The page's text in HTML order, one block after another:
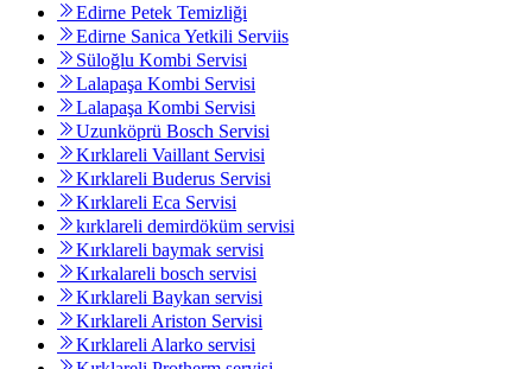
Edirne Petek Temizliği
Edirne Sanica Yetkili Serviis
Süloğlu Kombi Servisi
Lalapaşa Kombi Servisi
Lalapaşa Kombi Servisi
Uzunköprü Bosch Servisi
Kırklareli Vaillant Servisi
Kırklareli Buderus Servisi
Kırklareli Eca Servisi
kırklareli demirdöküm servisi
Kırklareli baymak servisi
Kırkalareli bosch servisi
Kırklareli Baykan servisi
Kırklareli Ariston Servisi
Kırklareli Alarko servisi